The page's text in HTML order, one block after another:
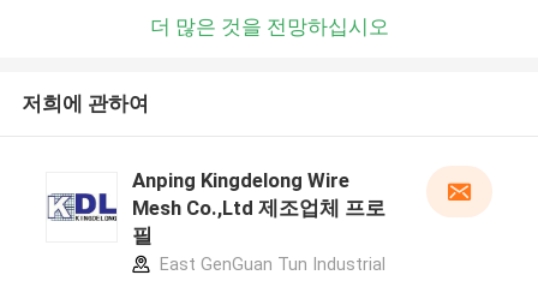
더 많은 것을 전망하십시오
저희에 관하여
Anping Kingdelong Wire
Mesh Co.,Ltd 제조업체 프로
필
East GenGuan Tun Industrial